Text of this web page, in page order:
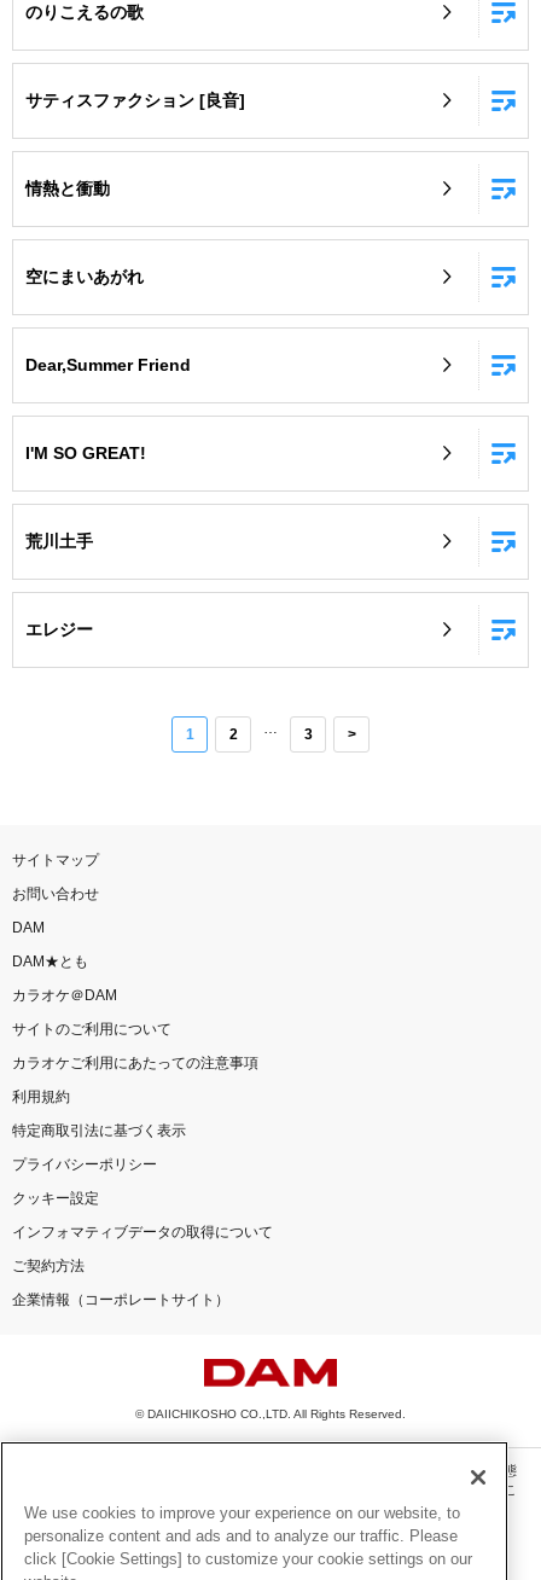
のりこえるの歌
サティスファクション [良音]
情熱と衝動
空にまいあがれ
Dear,Summer Friend
I'M SO GREAT!
荒川土手
エレジー
1 2 3 >
サイトマップ
お問い合わせ
DAM
DAM★とも
カラオケ＠DAM
サイトのご利用について
カラオケご利用にあたっての注意事項
利用規約
特定商取引法に基づく表示
プライバシーポリシー
クッキー設定
インフォマティブデータの取得について
ご契約方法
企業情報（コーポレートサイト）
© DAIICHIKOSHO CO.,LTD. All Rights Reserved.
このサイトに掲載されている一切の文章・画像・写真・動画・音声等を、手段や形態
を問わず、著作権法の定める範囲を超えて無断で複製、転載、ファイル化などするこ
とを禁じます。
楽曲及びコンテンツは、機種によりご利用いただけない場合があります。
楽曲及びコンテンツの配信日、配信内容が変更になる場合があります。
We use cookies to improve your experience on our website, to
personalize content and ads and to analyze our traffic. Please
click [Cookie Settings] to customize your cookie settings on our